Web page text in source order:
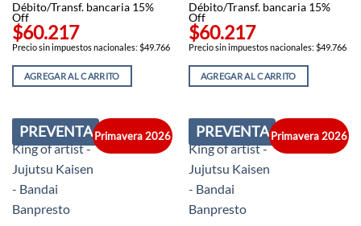
Débito/Transf. bancaria 15%
Off
$60.217
Precio sin impuestos nacionales: $49.766
AGREGAR AL CARRITO
Débito/Transf. bancaria 15%
Off
$60.217
Precio sin impuestos nacionales: $49.766
AGREGAR AL CARRITO
PREVENTA Primavera 2026 PREVENTA Primavera 2026